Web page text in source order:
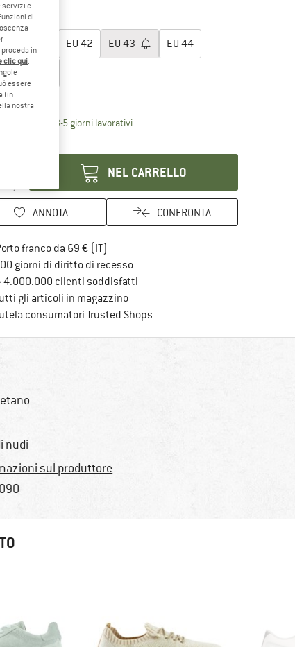
30%
taglia:
EU EU 42 EU 43 EU 44
taglie
di consegna: 3-5 giorni lavorativiIl link si apre in una casella
NEL CARRELLO
ANNOTA CONFRONTA
franco da 69 € (IT)
giorni di diritto di recessoVai alla politica di recesso qui Si
4.000.000 clienti soddisfatti
gli articoli in magazzino
consumatori Trusted ShopsTrovi tutte le informazioni qui!
nudi
sul produttore
servizi e
di
in
clic qui
essere
fin
nostra